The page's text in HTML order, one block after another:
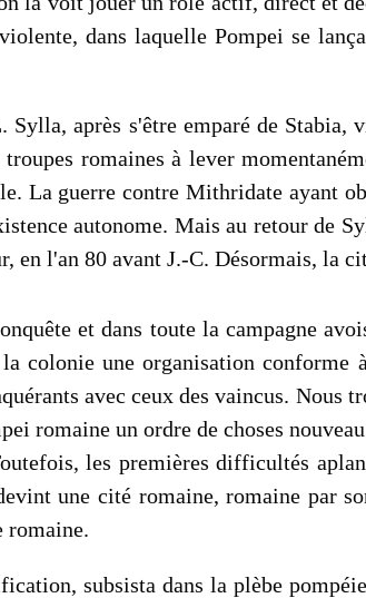
dans laquelle Pompei se
après s'être emparé de Stabia,
romaines à lever
La guerre contre Mithridate ayant
autonome. Mais au retour de
en l'an 80 avant J.-C. Désormais, la
et dans toute la campagne
colonie une organisation
avec ceux des vaincus. Nous
romaine un ordre de choses
les premières difficultés
une cité romaine, romaine par
romaine.
subsista dans la plèbe